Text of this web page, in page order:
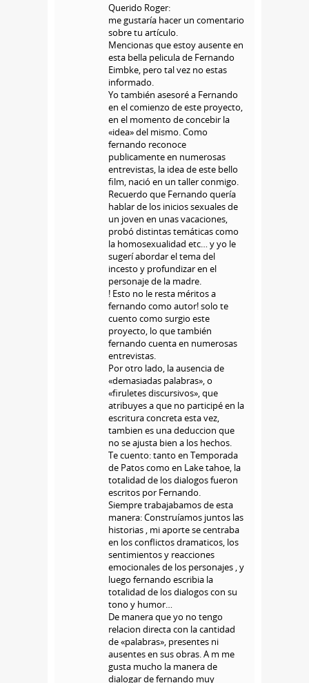
Querido Roger:
me gustaría hacer un comentario
sobre tu artículo.
Mencionas que estoy ausente en
esta bella pelicula de Fernando
Eimbke, pero tal vez no estas
informado.
Yo también asesoré a Fernando
en el comienzo de este proyecto,
en el momento de concebir la
«idea» del mismo. Como
fernando reconoce
publicamente en numerosas
entrevistas, la idea de este bello
film, nació en un taller conmigo.
Recuerdo que Fernando quería
hablar de los inicios sexuales de
un joven en unas vacaciones,
probó distintas temáticas como
la homosexualidad etc… y yo le
sugerí abordar el tema del
incesto y profundizar en el
personaje de la madre.
! Esto no le resta méritos a
fernando como autor! solo te
cuento como surgio este
proyecto, lo que también
fernando cuenta en numerosas
entrevistas.
Por otro lado, la ausencia de
«demasiadas palabras», o
«firuletes discursivos», que
atribuyes a que no participé en la
escritura concreta esta vez,
tambien es una deduccion que
no se ajusta bien a los hechos.
Te cuento: tanto en Temporada
de Patos como en Lake tahoe, la
totalidad de los dialogos fueron
escritos por Fernando.
Siempre trabajabamos de esta
manera: Construíamos juntos las
historias , mi aporte se centraba
en los conflictos dramaticos, los
sentimientos y reacciones
emocionales de los personajes , y
luego fernando escribia la
totalidad de los dialogos con su
tono y humor…
De manera que yo no tengo
relacion directa con la cantidad
de «palabras», presentes ni
ausentes en sus obras. A m me
gusta mucho la manera de
dialogar de fernando muy